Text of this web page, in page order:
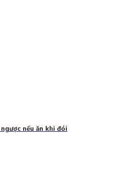
nếu ăn khi đói